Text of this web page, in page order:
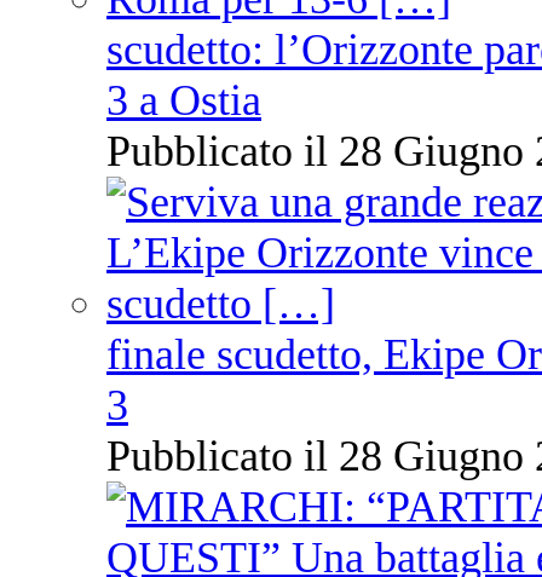
scudetto: l’Orizzonte
3 a Ostia
Pubblicato il 28 Giugno
finale scudetto, Ekipe
3
Pubblicato il 28 Giugno